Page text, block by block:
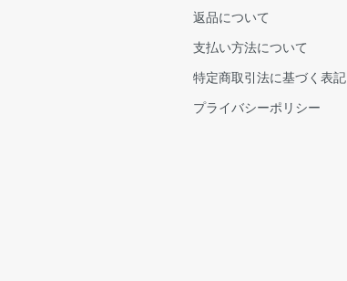
返品について
支払い方法について
特定商取引法に基づく表記
プライバシーポリシー